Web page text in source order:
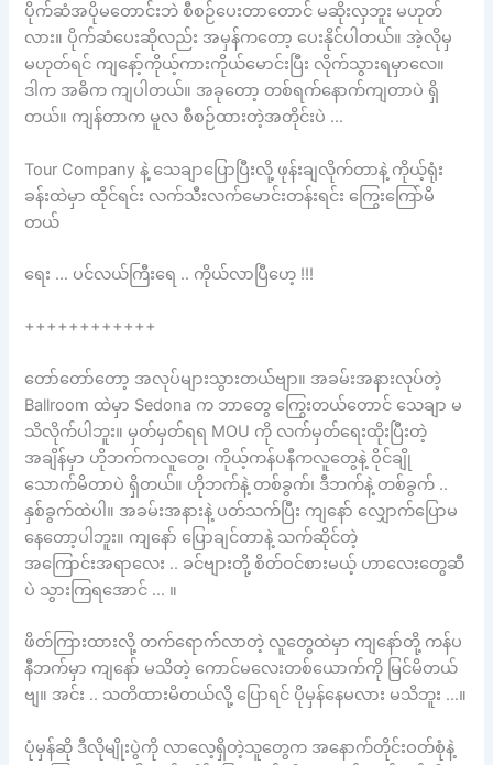
ပိုက်ဆံအပိုမတောင်းဘဲ စီစဉ်ပေးတာတောင် မဆိုးလှဘူး မဟုတ်
လား။ ပိုက်ဆံပေးဆိုလည်း အမှန်ကတော့ ပေးနိုင်ပါတယ်။ အဲ့လိုမှ
မဟုတ်ရင် ကျနော့်ကိုယ့်ကားကိုယ်မောင်းပြီး လိုက်သွားရမှာလေ။
ဒါက အဓိက ကျပါတယ်။ အခုတော့ တစ်ရက်နောက်ကျတာပဲ ရှိ
တယ်။ ကျန်တာက မူလ စီစဉ်ထားတဲ့အတိုင်းပဲ …
Tour Company နဲ့ သေချာပြောပြီးလို့ ဖုန်းချလိုက်တာနဲ့ ကိုယ့်ရုံး
ခန်းထဲမှာ ထိုင်ရင်း လက်သီးလက်မောင်းတန်းရင်း ကြွေးကြော်မိ
တယ်
ရေး … ပင်လယ်ကြီးရေ .. ကိုယ်လာပြီဟေ့ !!!
++++++++++++
တော်တော်တော့ အလုပ်များသွားတယ်ဗျာ။ အခမ်းအနားလုပ်တဲ့
Ballroom ထဲမှာ Sedona က ဘာတွေ ကြွေးတယ်တောင် သေချာ မ
သိလိုက်ပါဘူး။ မှတ်မှတ်ရရ MOU ကို လက်မှတ်ရေးထိုးပြီးတဲ့
အချိန်မှာ ဟိုဘက်ကလူတွေ၊ ကိုယ့်ကန်ပနီကလူတွေနဲ့ ဝိုင်ချို
သောက်မိတာပဲ ရှိတယ်။ ဟိုဘက်နဲ့ တစ်ခွက်၊ ဒီဘက်နဲ့ တစ်ခွက် ..
နှစ်ခွက်ထဲပါ။ အခမ်းအနားနဲ့ ပတ်သက်ပြီး ကျနော် လျှောက်ပြောမ
နေတော့ပါဘူး။ ကျနော် ပြောချင်တာနဲ့ သက်ဆိုင်တဲ့
အကြောင်းအရာလေး .. ခင်ဗျားတို့ စိတ်ဝင်စားမယ့် ဟာလေးတွေဆီ
ပဲ သွားကြရအောင် … ။
ဖိတ်ကြားထားလို့ တက်ရောက်လာတဲ့ လူတွေထဲမှာ ကျနော်တို့ ကန်ပ
နီဘက်မှာ ကျနော် မသိတဲ့ ကောင်မလေးတစ်ယောက်ကို မြင်မိတယ်
ဗျ။ အင်း .. သတိထားမိတယ်လို့ ပြောရင် ပိုမှန်နေမလား မသိဘူး …။
ပုံမှန်ဆို ဒီလိုမျိုးပွဲကို လာလေ့ရှိတဲ့သူတွေက အနောက်တိုင်းဝတ်စုံနဲ့